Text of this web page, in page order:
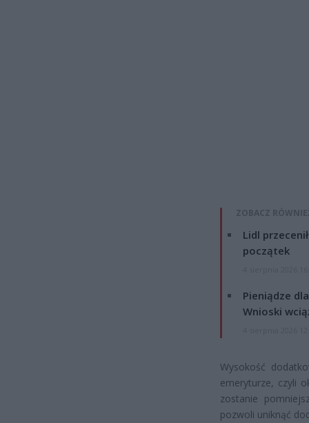
ZOBACZ
Lidl
początek
Pieniądze
Wnioski
Wysokość
emeryturze, czyli
zostanie
pozwoli uniknąć